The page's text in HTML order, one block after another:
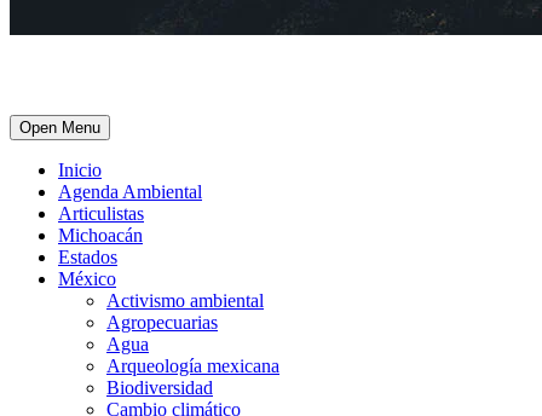
Open Menu
Inicio
Agenda Ambiental
Articulistas
Michoacán
Estados
México
Activismo ambiental
Agropecuarias
Agua
Arqueología mexicana
Biodiversidad
Cambio climático